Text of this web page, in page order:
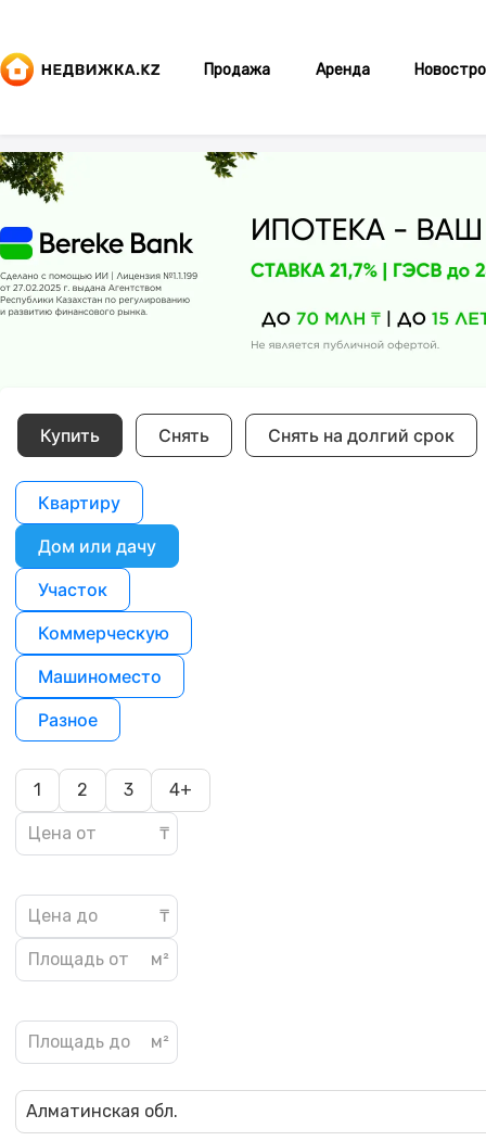
Продажа Аренда
Купить Снять Снять на долгий срок
Квартиру
Дом или дачу
Участок
Коммерческую
Машиноместо
Разное
1 2 3 4+
Алматинская обл.